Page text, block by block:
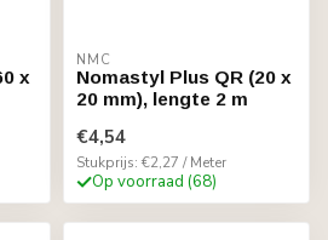
x
NMC
Nomastyl Plus QR (20 x
20 mm), lengte 2 m
€4,54
Stukprijs: €2,27 / Meter
Op voorraad (68)